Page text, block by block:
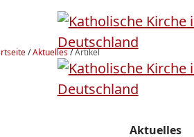
/Aktuelles/Artikel
Aktuelles